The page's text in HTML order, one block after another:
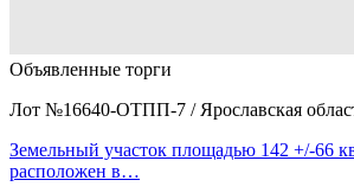
Объявленные торги
Лот №16640-ОТПП-7 / Ярославская
Земельный участок площадью 142 +/-66
расположен в…